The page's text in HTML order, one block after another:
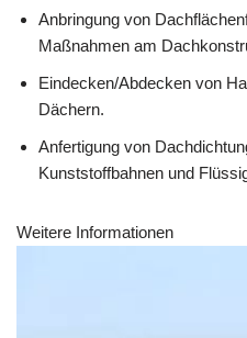
Anbringung von
Maßnahmen am
Eindecken/Abdecken von
Dächern.
Anfertigung von
Kunststoffbahnen und
Weitere Informationen